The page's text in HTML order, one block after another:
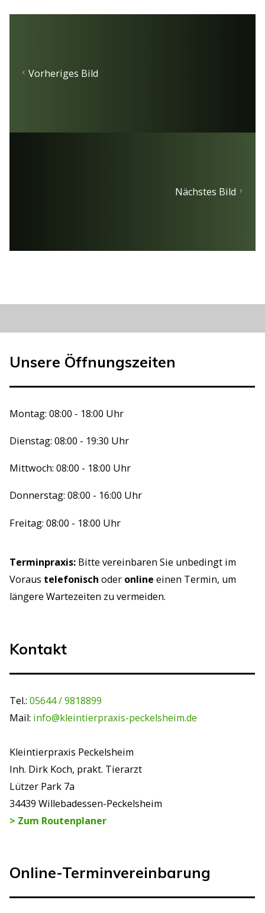
Vorheriges Bild
Nächstes Bild
Unsere Öffnungszeiten
Montag: 08:00 - 18:00 Uhr
Dienstag: 08:00 - 19:30 Uhr
Mittwoch: 08:00 - 18:00 Uhr
Donnerstag: 08:00 - 16:00 Uhr
Freitag: 08:00 - 18:00 Uhr
Terminpraxis: Bitte vereinbaren Sie unbedingt im
Voraus telefonisch oder online einen Termin, um
längere Wartezeiten zu vermeiden.
Kontakt
Tel.:05644 / 9818899
Mail: info@kleintierpraxis-peckelsheim.de
Kleintierpraxis Peckelsheim
Inh. Dirk Koch, prakt. Tierarzt
Lützer Park 7a
34439 Willebadessen-Peckelsheim
> Zum Routenplaner
Online-Terminvereinbarung